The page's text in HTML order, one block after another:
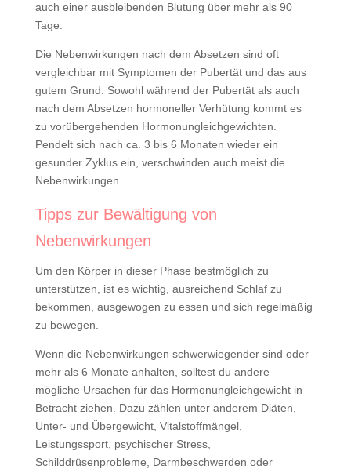
auch einer ausbleibenden Blutung über mehr als 90
Tage.
Die Nebenwirkungen nach dem Absetzen sind oft
vergleichbar mit Symptomen der Pubertät und das aus
gutem Grund. Sowohl während der Pubertät als auch
nach dem Absetzen hormoneller Verhütung kommt es
zu vorübergehenden Hormonungleichgewichten.
Pendelt sich nach ca. 3 bis 6 Monaten wieder ein
gesunder Zyklus ein, verschwinden auch meist die
Nebenwirkungen.
Tipps zur Bewältigung von
Nebenwirkungen
Um den Körper in dieser Phase bestmöglich zu
unterstützen, ist es wichtig, ausreichend Schlaf zu
bekommen, ausgewogen zu essen und sich regelmäßig
zu bewegen.
Wenn die Nebenwirkungen schwerwiegender sind oder
mehr als 6 Monate anhalten, solltest du andere
mögliche Ursachen für das Hormonungleichgewicht in
Betracht ziehen. Dazu zählen unter anderem Diäten,
Unter- und Übergewicht, Vitalstoffmängel,
Leistungssport, psychischer Stress,
Schilddrüsenprobleme, Darmbeschwerden oder